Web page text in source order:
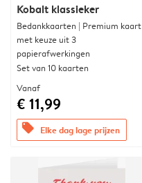
Kobalt klassieker
Bedankkaarten | Premium kaart
met keuze uit 3
papierafwerkingen
Set van 10 kaarten
Vanaf
€ 11,99
offers Elke dag lage prijzen